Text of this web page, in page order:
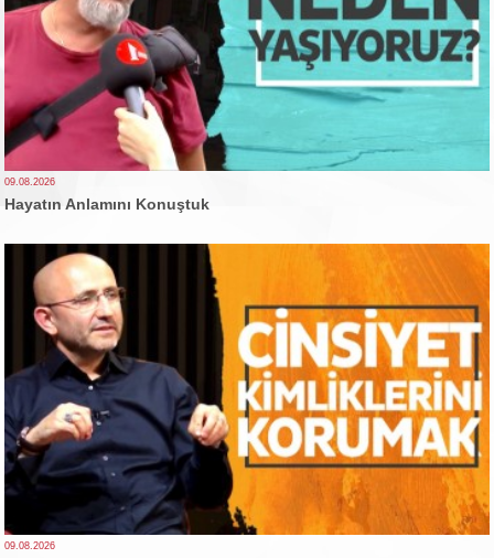
09.08.2026
Hayatın Anlamını Konuştuk
09.08.2026